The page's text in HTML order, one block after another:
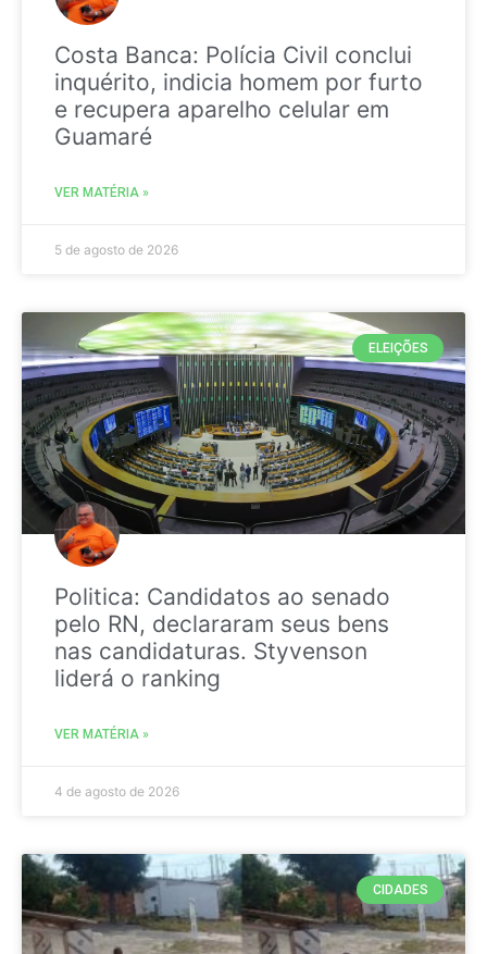
Costa Banca: Polícia Civil conclui
inquérito, indicia homem por furto
e recupera aparelho celular em
Guamaré
VER MATÉRIA »
5 de agosto de 2026
ELEIÇÕES
Politica: Candidatos ao senado
pelo RN, declararam seus bens
nas candidaturas. Styvenson
liderá o ranking
VER MATÉRIA »
4 de agosto de 2026
CIDADES